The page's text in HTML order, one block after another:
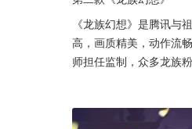
《龙族幻想》是腾讯与
高，画质精美，动作流
师担任监制，众多龙族